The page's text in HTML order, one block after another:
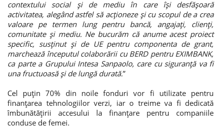
contextului social și de mediu în care își desfășoară
activitatea, alegând astfel să acționeze și cu scopul de a crea
valoare pe termen lung pentru bancă, angajați, clienți,
comunitate și mediu. Ne bucurăm că anume acest proiect
specific, susținut și de UE pentru componenta de grant,
marchează începutul colaborării cu BERD pentru EXIMBANK,
ca parte a Grupului Intesa Sanpaolo, care cu siguranță va fi
una fructuoasă și de lungă durată.”
Cel puțin 70% din noile fonduri vor fi utilizate pentru
finanțarea tehnologiilor verzi, iar o treime va fi dedicată
îmbunătățirii accesului la finanțare pentru companiile
conduse de femei.